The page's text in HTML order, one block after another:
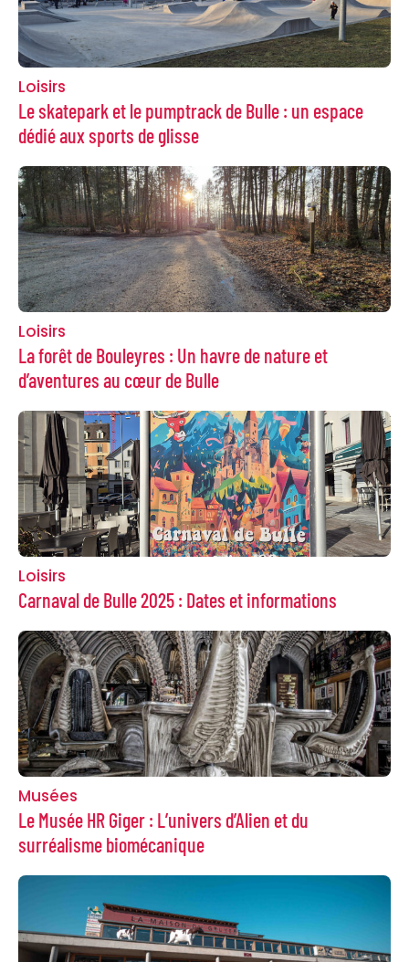
Loisirs
Le skatepark et le pumptrack de Bulle : un espace
dédié aux sports de glisse
Loisirs
La forêt de Bouleyres : Un havre de nature et
d’aventures au cœur de Bulle
Loisirs
Carnaval de Bulle 2025 : Dates et informations
Musées
Le Musée HR Giger : L’univers d’Alien et du
surréalisme biomécanique